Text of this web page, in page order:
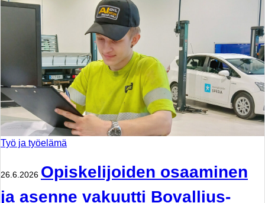
Työ ja työelämä
26.6.2026 Opiskelijoiden osaaminen
ja asenne vakuutti Bovallius-